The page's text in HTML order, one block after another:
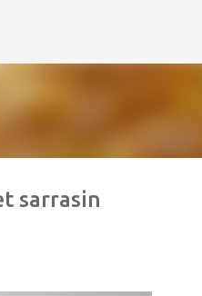
sarrasin